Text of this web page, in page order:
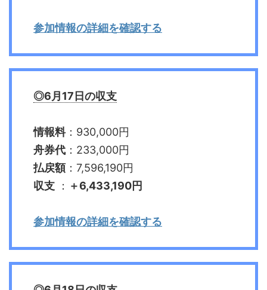
参加情報の詳細を確認する
◎6月17日の収支
情報料：930,000円
舟券代 ：233,000円
払戻額：7,596,190円
収支 ： ＋6,433,190円
参加情報の詳細を確認する